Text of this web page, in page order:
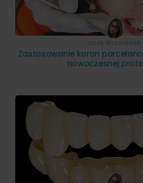
Zastosowanie koron
nowoczesnej
JULIA WŁOSIŃSKA